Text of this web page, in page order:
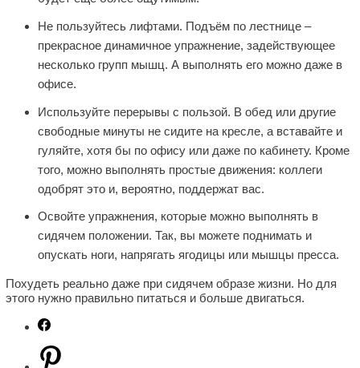
Не пользуйтесь лифтами. Подъём по лестнице –
прекрасное динамичное упражнение, задействующее
несколько групп мышц. А выполнять его можно даже в
офисе.
Используйте перерывы с пользой. В обед или другие
свободные минуты не сидите на кресле, а вставайте и
гуляйте, хотя бы по офису или даже по кабинету. Кроме
того, можно выполнять простые движения: коллеги
одобрят это и, вероятно, поддержат вас.
Освойте упражнения, которые можно выполнять в
сидячем положении. Так, вы можете поднимать и
опускать ноги, напрягать ягодицы или мышцы пресса.
Похудеть реально даже при сидячем образе жизни. Но для
этого нужно правильно питаться и больше двигаться.